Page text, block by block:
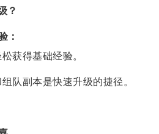
？
：
获得基础经验。
队副本是快速升级的捷径。